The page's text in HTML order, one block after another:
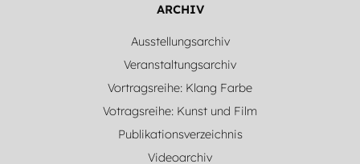
ARCHIV
Ausstellungsarchiv
Veranstaltungsarchiv
Vortragsreihe: Klang Farbe
Votragsreihe: Kunst und Film
Publikationsverzeichnis
Videoarchiv